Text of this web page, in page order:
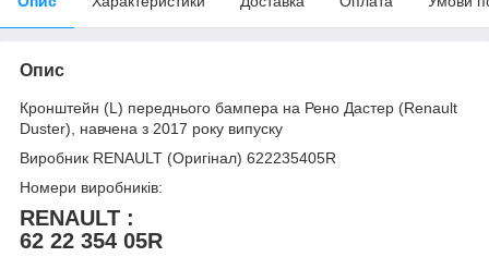
Опис
Кронштейн (L) переднього бампера на Рено Дастер (Renault
Duster), навчена з 2017 року випуску
Виробник RENAULT (Оригінал) 622235405R
Номери виробників:
RENAULT :
62 22 354 05R